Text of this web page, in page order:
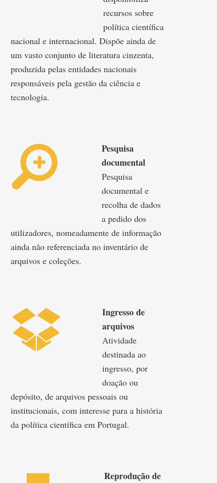
recursos sobre
política científica
nacional e internacional. Dispõe ainda de
um vasto conjunto de literatura cinzenta,
produzida pelas entidades nacionais
responsáveis pela gestão da ciência e
tecnologia.
Pesquisa
documental
Pesquisa
documental e
recolha de dados
a pedido dos
utilizadores, nomeadamente de informação
ainda não referenciada no inventário de
arquivos e coleções.
Ingresso de
arquivos
Atividade
destinada ao
ingresso, por
doação ou
depósito, de arquivos pessoais ou
institucionais, com interesse para a história
da política científica em Portugal.
Reprodução de